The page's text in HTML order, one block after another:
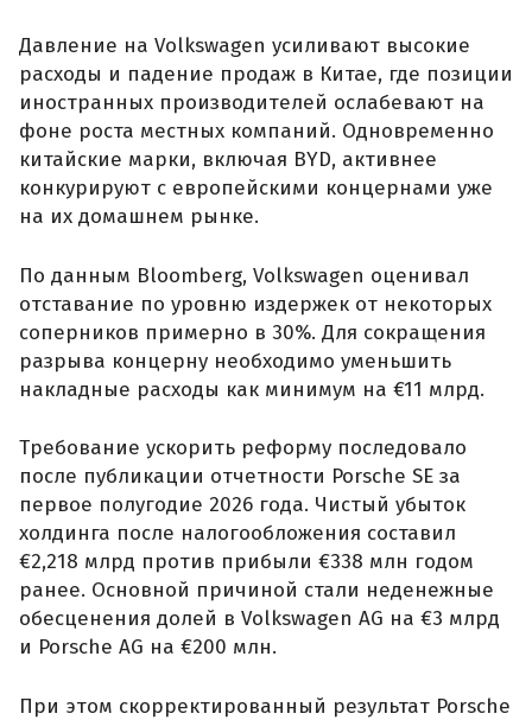
Давление на Volkswagen усиливают высокие
расходы и падение продаж в Китае, где позиции
иностранных производителей ослабевают на
фоне роста местных компаний. Одновременно
китайские марки, включая BYD, активнее
конкурируют с европейскими концернами уже
на их домашнем рынке.
По данным Bloomberg, Volkswagen оценивал
отставание по уровню издержек от некоторых
соперников примерно в 30%. Для сокращения
разрыва концерну необходимо уменьшить
накладные расходы как минимум на €11 млрд.
Требование ускорить реформу последовало
после публикации отчетности Porsche SE за
первое полугодие 2026 года. Чистый убыток
холдинга после налогообложения составил
€2,218 млрд против прибыли €338 млн годом
ранее. Основной причиной стали неденежные
обесценения долей в Volkswagen AG на €3 млрд
и Porsche AG на €200 млн.
При этом скорректированный результат Porsche